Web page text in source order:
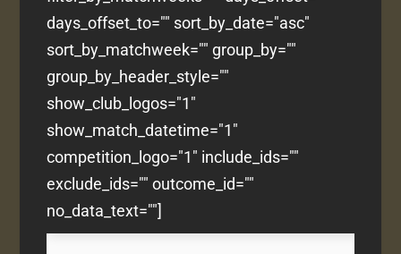
days_offset_to="" sort_by_date="asc"
sort_by_matchweek="" group_by=""
group_by_header_style=""
show_club_logos="1"
show_match_datetime="1"
competition_logo="1" include_ids=""
exclude_ids="" outcome_id=""
no_data_text=""]